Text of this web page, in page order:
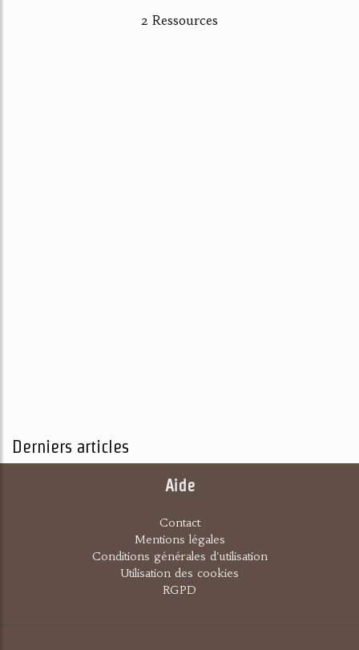
2 Ressources
Derniers articles
Aide
Contact
Mentions légales
Conditions générales d'utilisation
Utilisation des cookies
RGPD